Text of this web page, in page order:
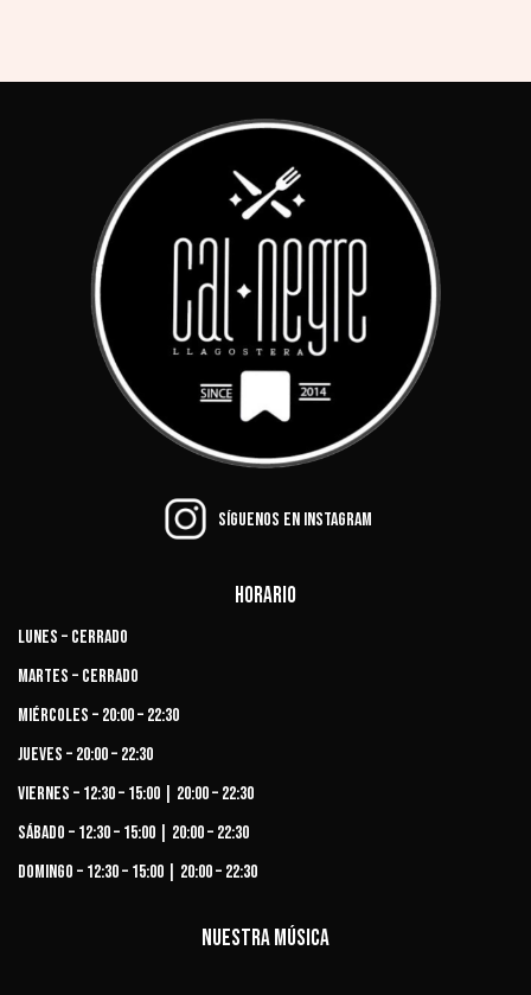
Síguenos en Instagram
Horario
Lunes – Cerrado
Martes – Cerrado
Miércoles – 20:00 – 22:30
Jueves – 20:00 – 22:30
Viernes – 12:30 – 15:00 | 20:00 – 22:30
Sábado – 12:30 – 15:00 | 20:00 – 22:30
Domingo – 12:30 – 15:00 | 20:00 – 22:30
Nuestra música